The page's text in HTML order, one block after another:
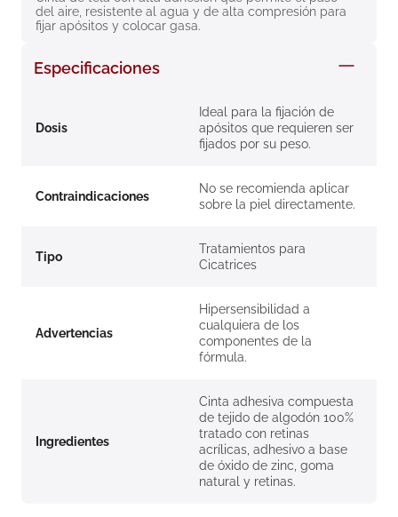
del aire, resistente al agua y de alta compresión para
fijar apósitos y colocar gasa.
Especificaciones
Dosis
Ideal para la fijación de
apósitos que requieren ser
fijados por su peso.
Contraindicaciones
No se recomienda aplicar
sobre la piel directamente.
Tipo
Tratamientos para
Cicatrices
Advertencias
Hipersensibilidad a
cualquiera de los
componentes de la
fórmula.
Ingredientes
Cinta adhesiva compuesta
de tejido de algodón 100%
tratado con retinas
acrílicas, adhesivo a base
de óxido de zinc, goma
natural y retinas.
8. roche posay
10.pañales